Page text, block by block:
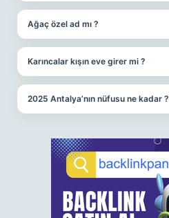
Ağaç özel ad mı ?
Karıncalar kışın eve girer mi ?
2025 Antalya’nın nüfusu ne kadar ?